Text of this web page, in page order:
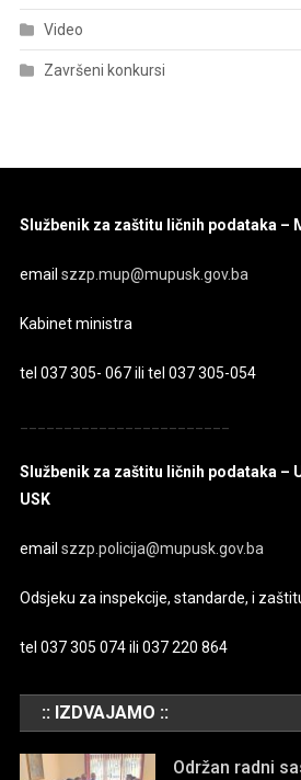
Video
Završeni konkursi
Službenik za zaštitu ličnih podataka –
emailszzp.mup@mupusk.gov.ba
Kabinet ministra
tel 037 305- 067 ili tel 037 305-054
Službenik za zaštitu ličnih podataka –
USK
emailszzp.policija@mupusk.gov.ba
Odsjeku za inspekcije, standarde, i
tel 037 305 074 ili 037 220 864
:: IZDVAJAMO ::
Održan radni